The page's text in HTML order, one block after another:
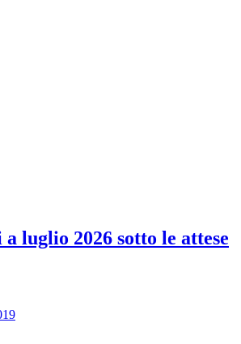
luglio 2026 sotto le attese